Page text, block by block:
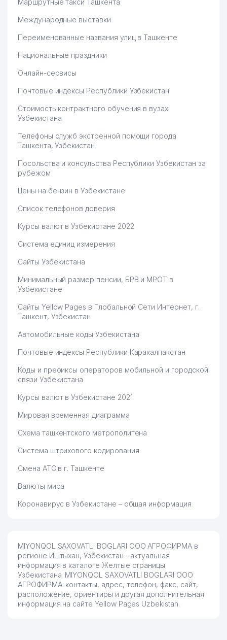
Маршрутные такси Ташкента
Международные выставки
Переименованные названия улиц в Ташкенте
Национальные праздники
Онлайн-сервисы
Почтовые индексы Республики Узбекистан
Стоимость контрактного обучения в вузах
Узбекистана
Телефоны служб экстренной помощи города
Ташкента, Узбекистан
Посольства и консульства Республики Узбекистан за
рубежом
Цены на бензин в Узбекистане
Список телефонов доверия
Курсы валют в Узбекистане 2022
Система единиц измерения
Сайты Узбекистана
Минимальный размер пенсии, БРВ и МРОТ в
Узбекистане
Сайты Yellow Pages в Глобальной Сети Интернет, г.
Ташкент, Узбекистан
Автомобильные коды Узбекистана
Почтовые индексы Республики Каракалпакстан
Коды и префиксы операторов мобильной и городской
связи Узбекистана
Курсы валют в Узбекистане 2021
Мировая временная диаграмма
Схема ташкентского метрополитена
Система штрихового кодирования
Смена АТС в г. Ташкенте
Валюты мира
Коронавирус в Узбекистане – общая информация
MIYONQOL SAXOVATLI BOGLARI ООО АГРОФИРМА в
регионе Иштыхан, Узбекистан - актуальная
информация в каталоге Желтые страницы
Узбекистана. MIYONQOL SAXOVATLI BOGLARI ООО
АГРОФИРМА: контакты, адрес, телефон, факс, сайт,
расположение, ориентиры и другая дополнительная
информация на сайте Yellow Pages Uzbekistan.